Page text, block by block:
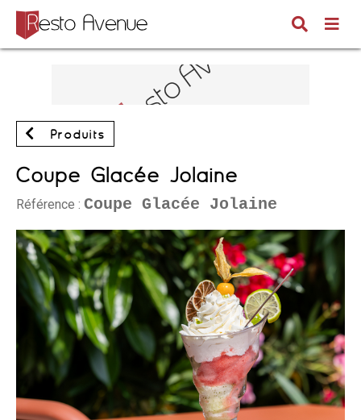
Produits
Coupe Glacée Jolaine
Référence : Coupe Glacée Jolaine